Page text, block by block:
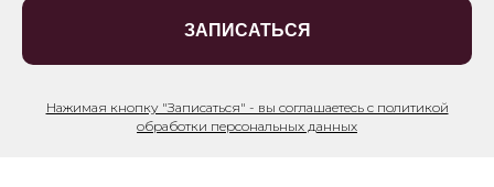
ЗАПИСАТЬСЯ
Нажимая кнопку "Записаться" - вы соглашаетесь с политикой
обработки персональных данных